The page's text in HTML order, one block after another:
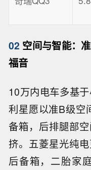
02 空间与智能：
福音
10万内电车多基
利星愿以准B级
备箱，后排腿部
挤。五菱星光纯
后备箱，二胎家